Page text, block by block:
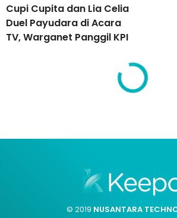
Cupi Cupita dan Lia Celia
Duel Payudara di Acara
TV, Warganet Panggil KPI
© 2019 NUSANTARA